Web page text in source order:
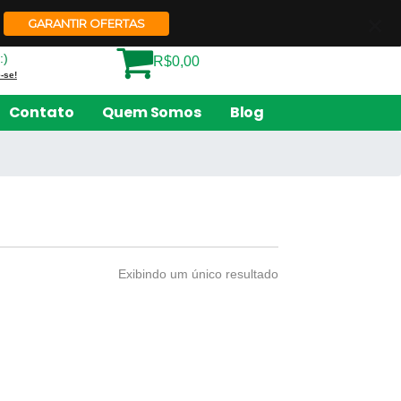
GARANTIR OFERTAS Quem Somos
se!
R$0,00
Contato Quem Somos Blog
Exibindo um único resultado